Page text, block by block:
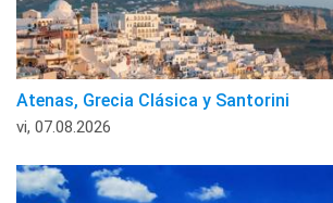
Atenas, Grecia Clásica y Santorini
vi, 07.08.2026